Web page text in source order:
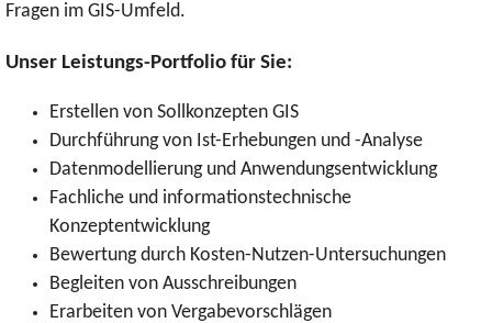
Fragen im GIS-Umfeld.
Unser Leistungs-Portfolio für Sie:
Erstellen von Sollkonzepten GIS
Durchführung von Ist-Erhebungen und -Analyse
Datenmodellierung und Anwendungsentwicklung
Fachliche und informationstechnische
Konzeptentwicklung
Bewertung durch Kosten-Nutzen-Untersuchungen
Begleiten von Ausschreibungen
Erarbeiten von Vergabevorschlägen